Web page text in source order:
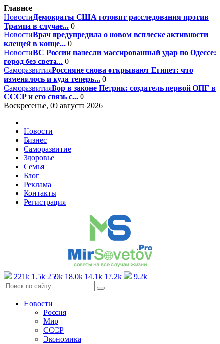
Главное
НовостиДемократы США готовят расследования против
Трампа в случае... 0
НовостиВрач предупредила о новом всплеске активности
клещей в конце... 0
НовостиВС России нанесли массированный удар по Одессе:
город без света... 0
СаморазвитияРоссияне снова открывают Египет: что
изменилось и куда теперь... 0
СаморазвитияВор в законе Петрик: создатель первой ОПГ в
СССР и его связь с... 0
Воскресенье, 09 августа 2026
Новости
Бизнес
Саморазвитие
Здоровье
Семья
Блог
Реклама
Контакты
Регистрация
221k 1.5k 259k 18.0k 14.1k 17.2k 9.2k
Новости
Россия
Мир
СССР
Экономика